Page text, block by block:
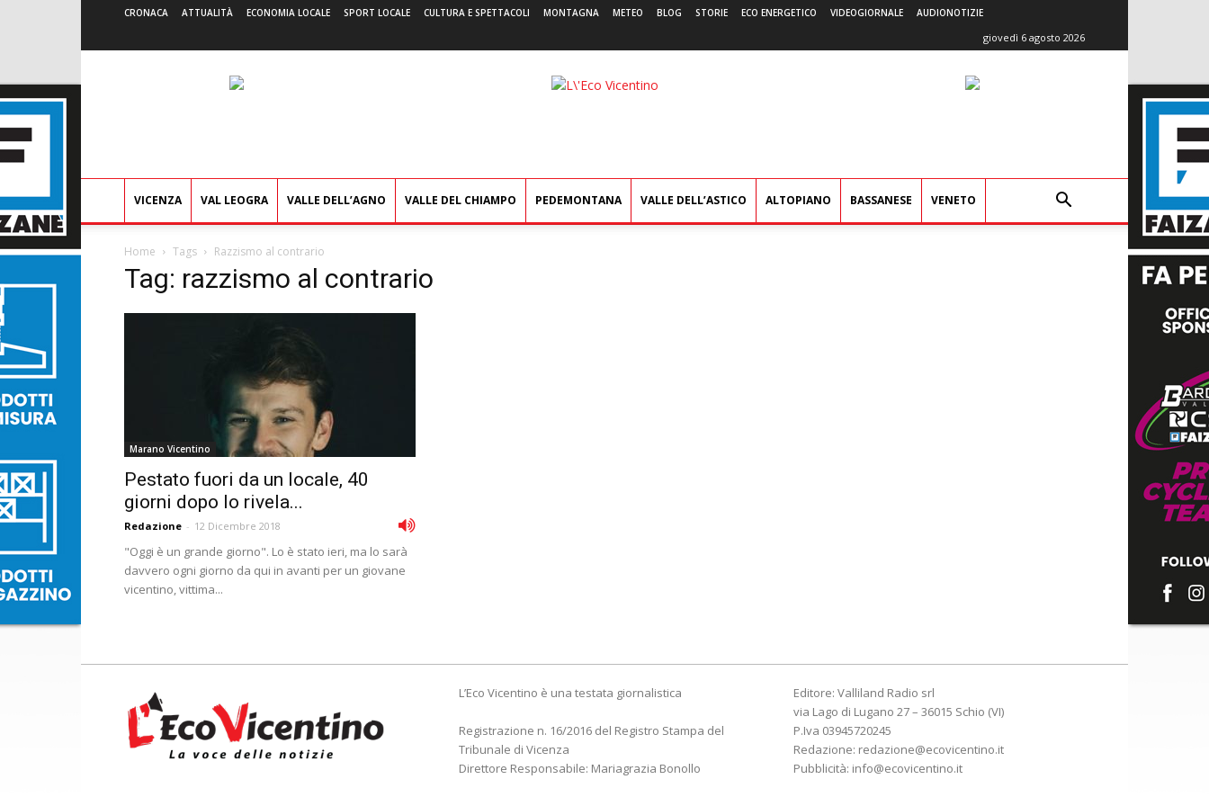
CRONACA ATTUALITÀ ECONOMIA LOCALE SPORT LOCALE CULTURA E SPETTACOLI MONTAGNA METEO BLOG STORIE ECO ENERGETICO VIDEOGIORNALE AUDIONOTIZIE
giovedì 6 agosto 2026
L'Eco
VICENZA VAL LEOGRA VALLE DELL’AGNO VALLE DEL CHIAMPO PEDEMONTANA VALLE DELL’ASTICO ALTOPIANO BASSANESE VENETO
Home Tags Razzismo al contrario
Tag: razzismo al contrario
Marano Vicentino
Pestato fuori da un locale, 40
giorni dopo lo rivela...
Redazione - 12 Dicembre 2018
"Oggi è un grande giorno". Lo è stato ieri, ma lo sarà
davvero ogni giorno da qui in avanti per un giovane
vicentino, vittima...
L’Eco Vicentino è una testata giornalistica
Registrazione n. 16/2016 del Registro Stampa del
Tribunale di Vicenza
Direttore Responsabile: Mariagrazia Bonollo
Editore: Valliland Radio srl
via Lago di Lugano 27 – 36015 Schio (VI)
P.Iva 03945720245
Redazione: redazione@ecovicentino.it
Pubblicità: info@ecovicentino.it